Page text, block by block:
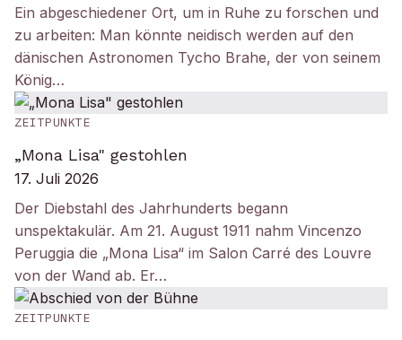
Ein abgeschiedener Ort, um in Ruhe zu forschen und
zu arbeiten: Man könnte neidisch werden auf den
dänischen Astronomen Tycho Brahe, der von seinem
König…
ZEITPUNKTE
„Mona Lisa" gestohlen
17. Juli 2026
Der Diebstahl des Jahrhunderts begann
unspektakulär. Am 21. August 1911 nahm Vincenzo
Peruggia die „Mona Lisa“ im Salon Carré des Louvre
von der Wand ab. Er…
ZEITPUNKTE